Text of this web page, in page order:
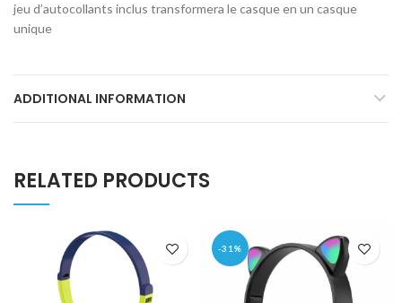
jeu d’autocollants inclus transformera le casque en un casque
unique
ADDITIONAL INFORMATION
RELATED PRODUCTS
-31%